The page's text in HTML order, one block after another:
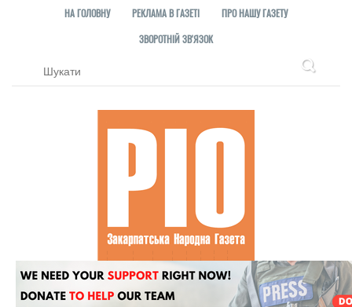
НА ГОЛОВНУ РЕКЛАМА В ГАЗЕТІ
ПРО НАШУ ГАЗЕТУ
ЗВОРОТНІЙ ЗВ'ЯЗОК